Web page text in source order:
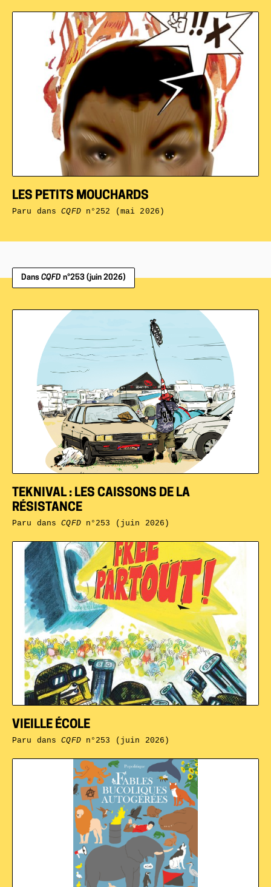
LES PETITS MOUCHARDS
Paru dansCQFDn°252 (mai 2026)
Dans CQFD n°253 (juin 2026)
VIEILLE ÉCOLE
Paru dansCQFDn°253 (juin 2026)
TEKNIVAL : LES CAISSONS DE LA
RÉSISTANCE
Paru dansCQFDn°253 (juin 2026)